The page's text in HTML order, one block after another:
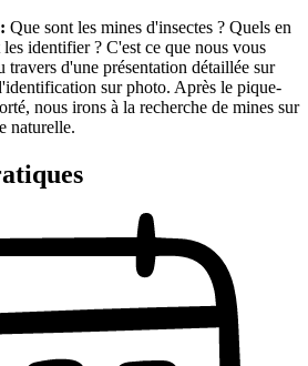
Que sont les mines d'insectes ? Quels en
identifier ? C'est ce que nous vous
travers d'une présentation détaillée sur
sur photo. Après le pique-
nous irons à la recherche de mines sur
naturelle.